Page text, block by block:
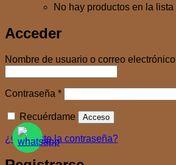
No hay productos en la lista
Acceder
Nombre de usuario o correo electrónico
Contraseña *Obligatorio
Recuérdame Acceso
¿Olvidaste la contraseña?